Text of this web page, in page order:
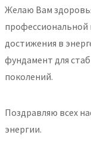
Желаю Вам
профессиональной
достижения в
фундамент для
поколений.
Поздравляю всех
энергии.